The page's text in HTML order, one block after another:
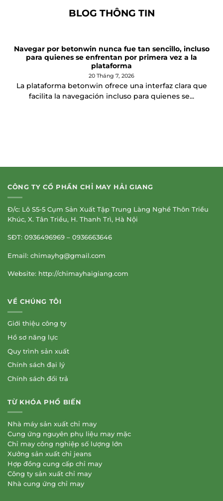
BLOG THÔNG TIN
Navegar por betonwin nunca fue tan sencillo, incluso
para quienes se enfrentan por primera vez a la
plataforma
20 Tháng 7, 2026
La plataforma betonwin ofrece una interfaz clara que
facilita la navegación incluso para quienes se...
CÔNG TY CỔ PHẦN CHỈ MAY HẢI GIANG
Đ/c: Lô S5-5 Cụm Sản Xuất Tập Trung Làng Nghề Thôn Triều
Khúc, X. Tân Triều, H. Thanh Trì, Hà Nội
SĐT: 0936496969 – 0936663646
Email: chimayhg@gmail.com
Website: http://chimayhaigiang.com
VỀ CHÚNG TÔI
Giới thiệu công ty
Hồ sơ năng lực
Quy trình sản xuất
Chính sách đại lý
Chính sách đổi trả
TỪ KHÓA PHỔ BIẾN
Nhà máy sản xuất chỉ may
Cung ứng nguyên phụ liệu may mặc
Chỉ may công nghiệp số lượng lớn
Xưởng sản xuất chỉ jeans
Hợp đồng cung cấp chỉ may
Công ty sản xuất chỉ may
Nhà cung ứng chỉ may